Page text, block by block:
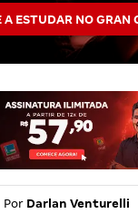
A ESTUDAR NO GRAN
Por Darlan Venturelli